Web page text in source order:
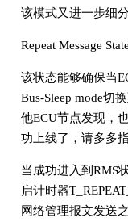
该模式又进一步细
Repeat Message
该状态能够确保当
Bus-Sleep mode切
他ECU节点发现，
功上线了，请多多
当成功进入到RMS
启计时器
网络管理报文发送